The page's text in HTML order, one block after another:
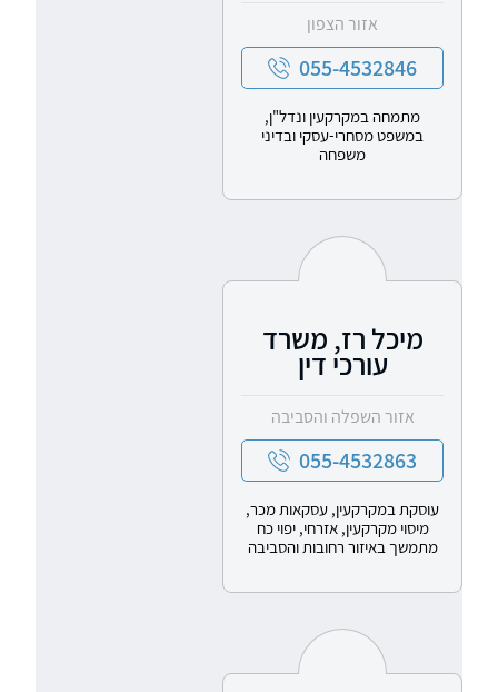
אזור הצפון
055-4532846
מתמחה במקרקעין ונדל"ן,
במשפט מסחרי-עסקי ובדיני
משפחה
מיכל רז, משרד
עורכי דין
אזור השפלה והסביבה
055-4532863
עוסקת במקרקעין, עסקאות מכר,
מיסוי מקרקעין, אזרחי, יפוי כח
מתמשך באיזור רחובות והסביבה